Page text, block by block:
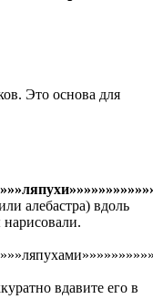
Это основа для
алебастра) вдоль
вдавите его в